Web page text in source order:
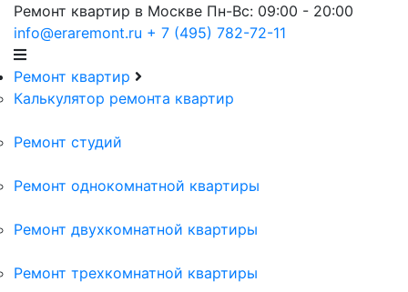
Ремонт квартир в Москве Пн-Вс: 09:00 - 20:00
info@eraremont.ru + 7 (495) 782-72-11
Ремонт квартир
Калькулятор ремонта квартир
Ремонт студий
Ремонт однокомнатной квартиры
Ремонт двухкомнатной квартиры
Ремонт трехкомнатной квартиры